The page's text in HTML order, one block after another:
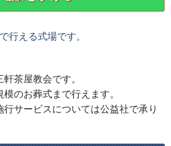
行える式場です。
茶屋教会です。
のお葬式まで行えます。
サービスについては公益社で承り